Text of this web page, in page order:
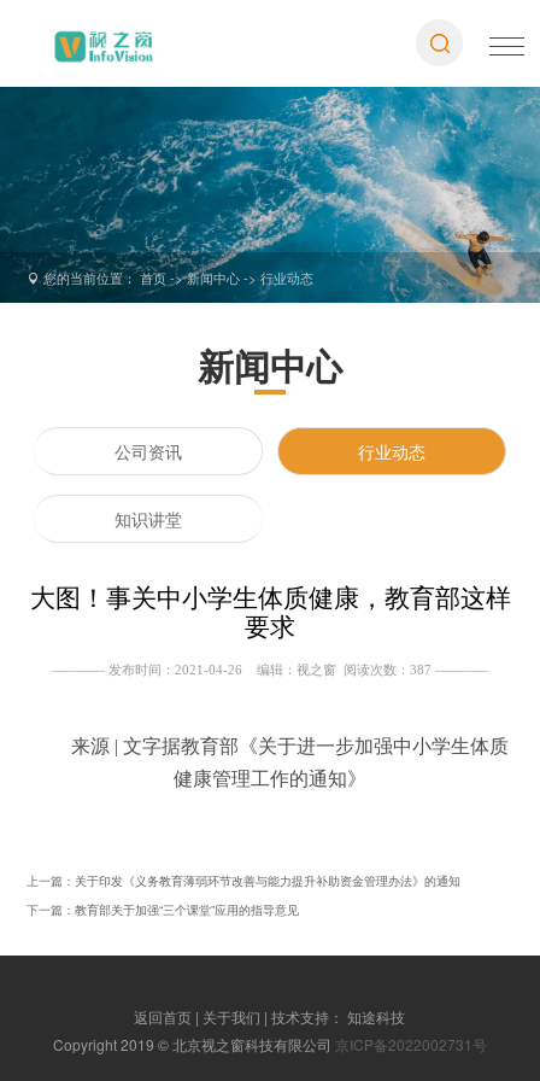
 您的当前位置： 首页 -> 新闻中心 ->行业动态
新闻中心
公司资讯 行业动态
知识讲堂
大图！事关中小学生体质健康，教育部这样
要求
———— 发布时间：2021-04-26 编辑：视之窗 阅读次数： 387 ————
来源 | 文字据教育部《关于进一步加强中小学生体质
健康管理工作的通知》
上一篇： 关于印发《义务教育薄弱环节改善与能力提升补助资金管理办法》的通知
下一篇：教育部关于加强“三个课堂”应用的指导意见
返回首页 | 关于我们 | 技术支持：知途科技
Copyright 2019 © 北京视之窗科技有限公司 京ICP备2022002731号